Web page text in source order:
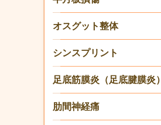
オスグット整体
シンスプリント
足底筋膜炎（足底腱膜炎）
肋間神経痛